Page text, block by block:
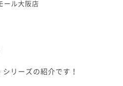
ール大阪店
リーズの紹介です！